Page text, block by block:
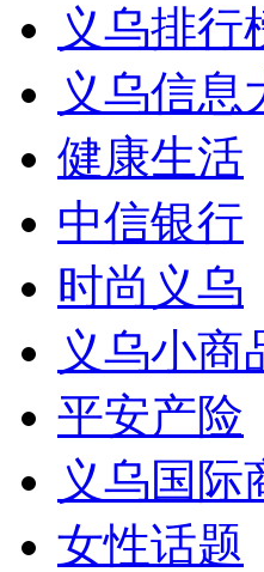
义乌排行
义乌信息
健康生活
中信银行
时尚义乌
义乌小商
平安产险
义乌国际
女性话题